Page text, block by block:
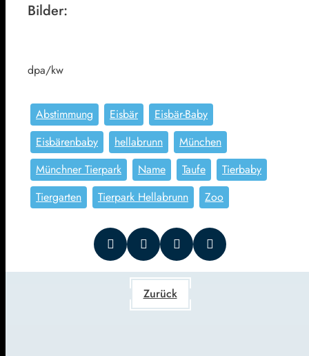
Bilder:
dpa/kw
Abstimmung Eisbär
Eisbär-Baby
Eisbärenbaby
hellabrunn
München
Münchner Tierpark
Name Taufe
Tierbaby
Tiergarten
Tierpark Hellabrunn Zoo
Zurück